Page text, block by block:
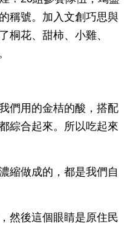
稱號。加入文創巧思與
桐花、甜柿、小雞、
們用的金桔的酸，搭配
綜合起來。所以吃起來
縮做成的，都是我們自
然後這個眼睛是原住民